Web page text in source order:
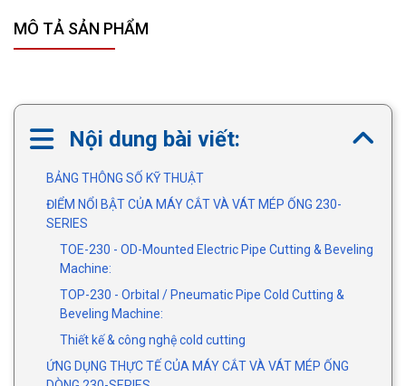
MÔ TẢ SẢN PHẨM
Nội dung bài viết:
BẢNG THÔNG SỐ KỸ THUẬT
ĐIỂM NỔI BẬT CỦA MÁY CẮT VÀ VÁT MÉP ỐNG 230-
SERIES
TOE-230 - OD-Mounted Electric Pipe Cutting & Beveling
Machine:
TOP-230 - Orbital / Pneumatic Pipe Cold Cutting &
Beveling Machine:
Thiết kế & công nghệ cold cutting
ỨNG DỤNG THỰC TẾ CỦA MÁY CẮT VÀ VÁT MÉP ỐNG